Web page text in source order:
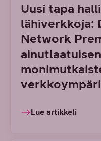
Uusi tapa
lähiverkkoja:
Network
Lue artikkeli